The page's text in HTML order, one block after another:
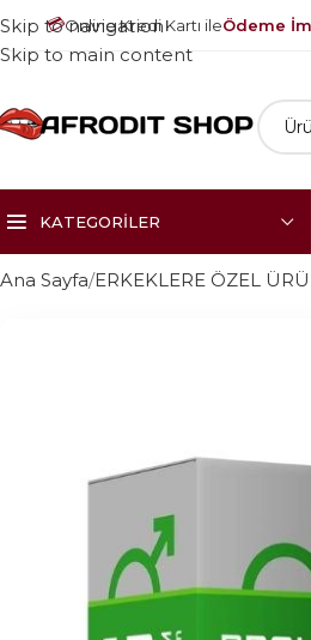
💳Online Kredi Kartı ileÖdeme
Skip to navigation
Skip to main content
KATEGORILER
Ana Sayfa ERKEKLERE ÖZEL